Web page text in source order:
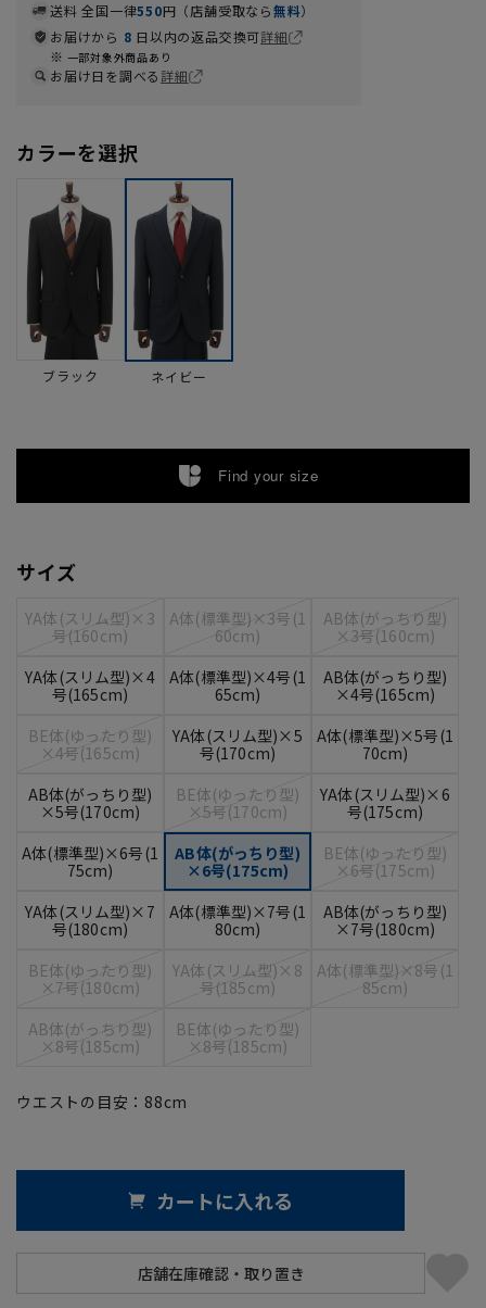
送料 全国一律550円（店舗受取なら無料）
お届けから 8 日以内の返品交換可詳細
一部対象外商品あり
お届け日を調べる詳細
カラーを選択
ブラック ネイビー
Find your size
サイズ
YA体(スリム型)×3
号(160cm)
A体(標準型)×3号(1
60cm)
AB体(がっちり型)
×3号(160cm)
YA体(スリム型)×4
号(165cm)
A体(標準型)×4号(1
65cm)
AB体(がっちり型)
×4号(165cm)
BE体(ゆったり型)
×4号(165cm)
YA体(スリム型)×5
号(170cm)
A体(標準型)×5号(1
70cm)
AB体(がっちり型)
×5号(170cm)
BE体(ゆったり型)
×5号(170cm)
YA体(スリム型)×6
号(175cm)
A体(標準型)×6号(1
75cm)
AB体(がっちり型)
×6号(175cm)
BE体(ゆったり型)
×6号(175cm)
YA体(スリム型)×7
号(180cm)
A体(標準型)×7号(1
80cm)
AB体(がっちり型)
×7号(180cm)
BE体(ゆったり型)
×7号(180cm)
YA体(スリム型)×8
号(185cm)
A体(標準型)×8号(1
85cm)
AB体(がっちり型)
×8号(185cm)
BE体(ゆったり型)
×8号(185cm)
ウエストの目安： 88cm
カートに入れる